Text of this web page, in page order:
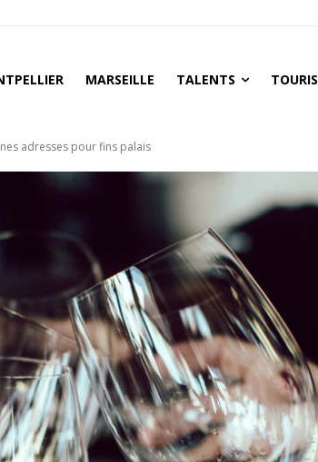
MARSEILLE TALENTS
adresses pour fins palais